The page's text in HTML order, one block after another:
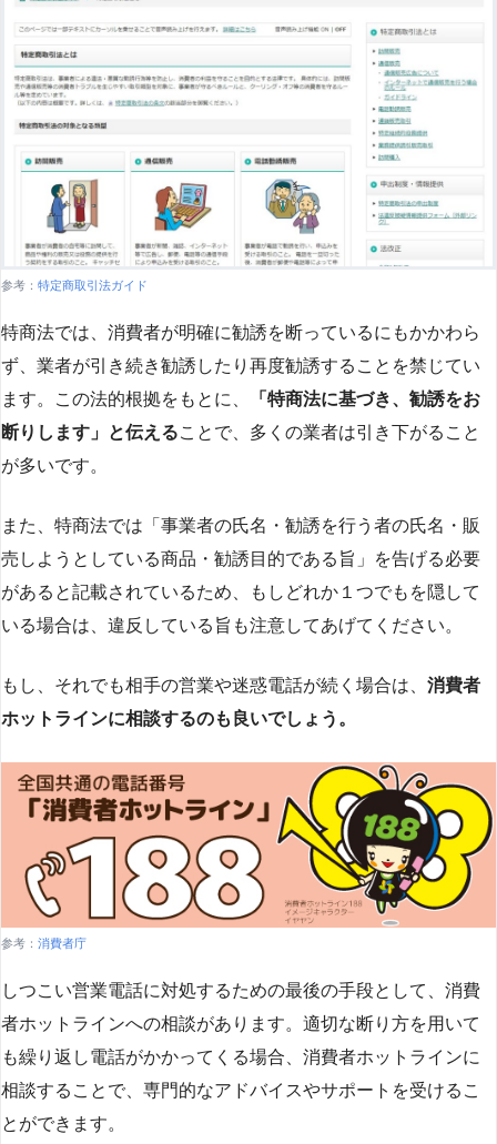
参考： 特定商取引法ガイド
特商法では、消費者が明確に勧誘を断っているにもかかわら
ず、業者が引き続き勧誘したり再度勧誘することを禁じてい
ます。この法的根拠をもとに、
「特商法に基づき、勧誘をお
断りします」と伝えることで、多くの業者は引き下がること
が多いです​​。
また、特商法では「事業者の氏名・勧誘を行う者の氏名・販
売しようとしている商品・勧誘目的である旨」を告げる必要
があると記載されているため、もしどれか１つでもを隠して
いる場合は、違反している旨も注意してあげてください。
もし、それでも相手の営業や迷惑電話が続く場合は、 消費者
ホットラインに相談するのも良いでしょう。
参考： 消費者庁
しつこい営業電話に対処するための最後の手段として、消費
者ホットラインへの相談があります。適切な断り方を用いて
も繰り返し電話がかかってくる場合、消費者ホットラインに
相談することで、専門的なアドバイスやサポートを受けるこ
とができます​​。